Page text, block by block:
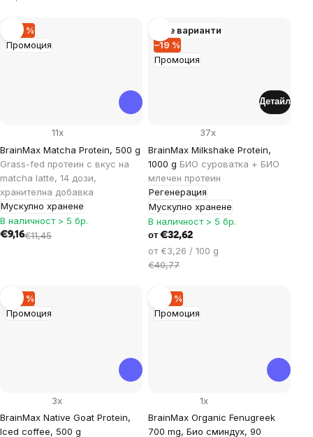
Промоция
–20 %
BrainMax Matcha Protein, 500 g
Grass-fed протеин с вкус на
matcha latte, 14 дози,
хранителна добавка
Мускулно хранене
11x
В наличност > 5 бр.
€9,16€11,45
Промоция
–19 %
Още варианти
BrainMax Milkshake Protein,
1000 g БИО суроватка + БИО
млечен протеин
Регенерация
Мускулно хранене
37x
В наличност > 5 бр.
от €32,62
Цена
за
от €3,26 / 100 g
€40,77
Детайл
Промоция
–30 %
BrainMax Native Goat Protein,
Iced coffee, 500 g
3x
Промоция
–29 %
BrainMax Organic Fenugreek
700 mg, Био сминдух, 90
1x